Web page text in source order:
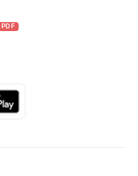
PDF